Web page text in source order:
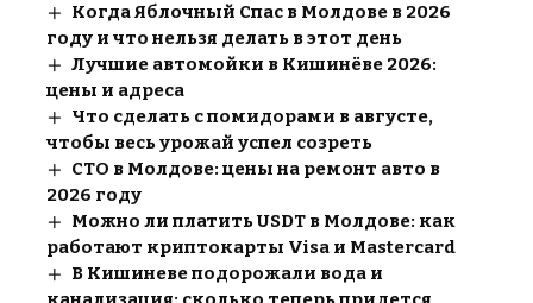
Когда Яблочный Спас в Молдове в 2026
году и что нельзя делать в этот день
Лучшие автомойки в Кишинёве 2026:
цены и адреса
Что сделать с помидорами в августе,
чтобы весь урожай успел созреть
СТО в Молдове: цены на ремонт авто в
2026 году
Можно ли платить USDT в Молдове: как
работают криптокарты Visa и Mastercard
В Кишиневе подорожали вода и